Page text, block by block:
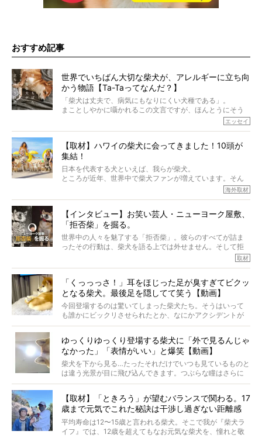
おすすめ記事
世界でいちばん大切な柴犬が、アレルギーに立ち向
かう物語【Ta-Taってなんだ？】
「柴犬は丈夫で、病気にもなりにくい犬種である」。
まことしやかに囁かれるこの文言ですが、ほんとうにそう
もちろん、犬種としての完成度がとてつもなく高い柴犬だ
でも、いざそれぞれの個体を見ていくと、丈夫で病気にも
なりにくい、とは言えないような気もするのです。
実際に「病気にならない」などということはないし、飼い
主はそのためにやるべきことがある。
今回は、柴犬に関わる方たちすべてに読んで欲しい、ある
ご本人からのレポートは、愛情たっぷりで示唆に富んだ物
語でした。
※文章はご本人の了承を得て編集しています
※画像はすべてイメージです
※この記事は個人の感想であり、効果・効能を示すものではありません
エッセイ
【取材】ハワイの柴犬に会ってきました！10頭が
集結！
日本を代表する犬といえば、我らが柴犬。
ところが近年、世界中で柴犬ファンが増えています。そん
な中「柴犬ライフ」が目をつけたのは、南の楽園ハワイ。
柴犬オーナーが多く、定期的にオフ会まで開催されている
そんな噂を聞きつけ、今回はハワイの柴犬たちを取材して
きました！
海外取材
【インタビュー】お笑い芸人・ニューヨーク屋敷、
「拒否柴」を掘る。
世界中の人々を魅了する「拒否柴」。彼らのすべてが詰ま
ったその行動は、柴犬を語る上では外せません。そして拒
否柴がここまで話題になるのは、“映える”ことも理由のひと
がるのでしょうか。
最近版画製作を始めた、お笑いコンビ「ニューヨーク」の
屋敷裕政さんに、拒否柴を掘っていただきました！ イン
タビューと合わせてご覧ください。
取材
「くっっっさ！」耳をほじった足が臭すぎてビクッ
となる柴犬。最後足を隠してて笑う【動画】
今回登場するのは驚いてしまった柴犬たち。そうはいって
も誰かにビックリさせられたとか、なにかアクシデントが
起きたとか、そういうことが原因ではありません。全ての
ゆっくりゆっくり登場する柴犬に「外で見るんじゃ
なかった」「表情がいい」と爆笑【動画】
柴犬を下から見る…たったそれだけでいつも見ているものと
は違う光景が目に飛び込んできます。つぶらな瞳はさらに
つぶらに見え、モフモフのお顔はさらにモフモフに見えま
【取材】「ときろう」が望むバランスで関わる。17
歳まで元気でこれた秘訣は干渉し過ぎない距離感
#38ときろう
平均寿命は12〜15歳と言われる柴犬。そこで我が『柴犬ラ
イフ』では、12歳を超えてもなお元気な柴犬を、憧れと敬